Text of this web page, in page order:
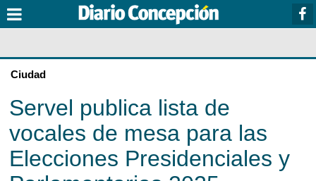
Ciudad
Servel publica lista de
vocales de mesa para las
Elecciones Presidenciales y